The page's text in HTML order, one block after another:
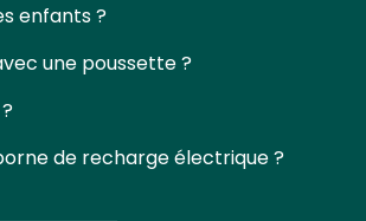
enfants ?
une poussette ?
de recharge électrique ?